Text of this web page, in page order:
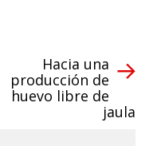
Hacia una
producción de
huevo libre de
jaula